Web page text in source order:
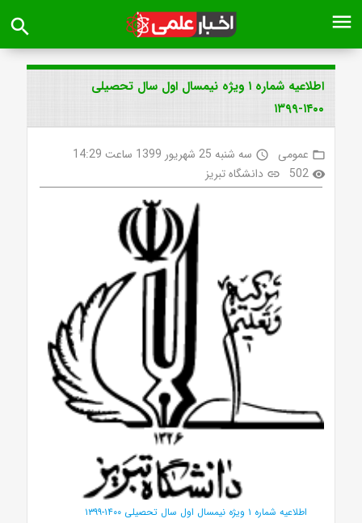
menu
search
اطلاعیه شماره ۱ ویژه نیمسال اول سال تحصیلی
۱۴۰۰-۱۳۹۹
folder_open عمومی access_time سه شنبه 25 شهریور 1399 ساعت 14:29
visibility
502
link دانشگاه تبریز
اطلاعیه شماره ۱ ویژه نیمسال اول سال تحصیلی ۱۴۰۰-۱۳۹۹